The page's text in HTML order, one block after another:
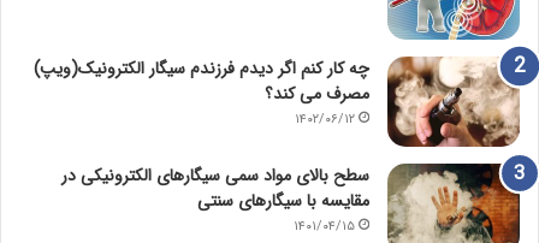
چه کار کنم اگر دیدم فرزندم سیگار الکترونیک(ویپ)
مصرف می کند؟
۱۴۰۲/۰۶/۱۲
سطح بالای مواد سمی سیگارهای الکترونیکی در
مقایسه با سیگارهای سنتی
۱۴۰۱/۰۴/۱۵